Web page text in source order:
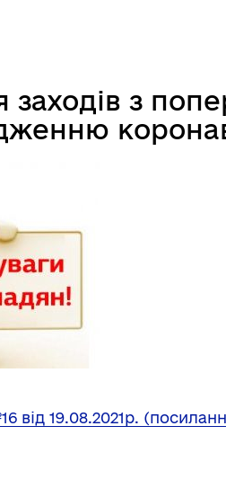
заходів з
від 19.08.2021р.